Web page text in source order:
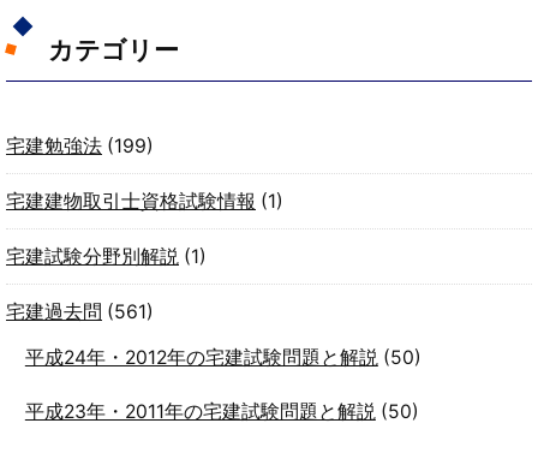
カテゴリー
宅建勉強法 (199)
宅建建物取引士資格試験情報 (1)
宅建試験分野別解説 (1)
宅建過去問 (561)
平成24年・2012年の宅建試験問題と解説(50)
平成23年・2011年の宅建試験問題と解説(50)